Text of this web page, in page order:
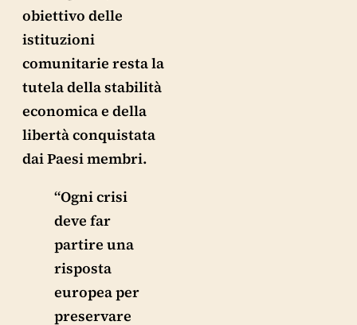
obiettivo delle
istituzioni
comunitarie resta la
tutela della stabilità
economica e della
libertà conquistata
dai Paesi membri.
“Ogni crisi
deve far
partire una
risposta
europea per
preservare